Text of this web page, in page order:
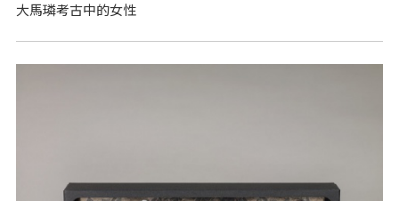
大馬璘考古中的女性